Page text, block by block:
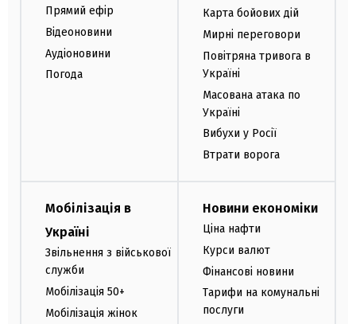
Прямий ефір
Відеоновини
Аудіоновини
Погода
Карта бойових дій
Мирні переговори
Повітряна тривога в
Україні
Масована атака по
Україні
Вибухи у Росії
Втрати ворога
Мобілізація в
Україні
Звільнення з військової
служби
Мобілізація 50+
Мобілізація жінок
Новини економіки
Ціна нафти
Курси валют
Фінансові новини
Тарифи на комунальні
послуги